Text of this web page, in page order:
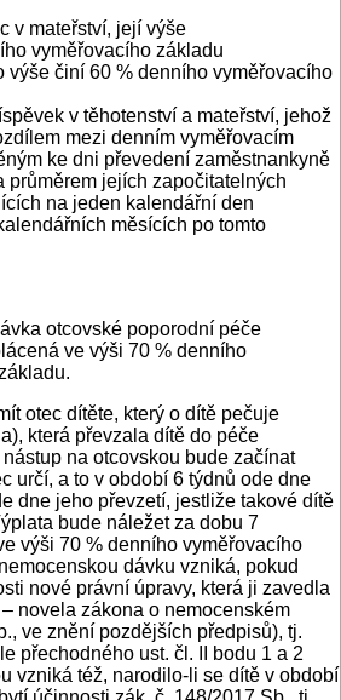
v mateřství, její výše
vyměřovacího základu
výše činí 60 % denního vyměřovacího
v těhotenství a mateřství, jehož
mezi denním vyměřovacím
ke dni převedení zaměstnankyně
průměrem jejích započitatelných
na jeden kalendářní den
měsících po tomto
otcovské poporodní péče
ve výši 70 % denního
otec dítěte, který o dítě pečuje
která převzala dítě do péče
na otcovskou bude začínat
určí, a to v období 6 týdnů ode dne
dne jeho převzetí, jestliže takové dítě
bude náležet za dobu 7
výši 70 % denního vyměřovacího
dávku vzniká, pokud
nové právní úpravy, která ji zavedla
novela zákona o nemocenském
ve znění pozdějších předpisů), tj.
přechodného ust. čl. II bodu 1 a 2
vzniká též, narodilo-li se dítě v období